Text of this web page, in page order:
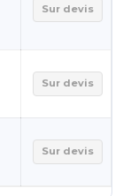
Sur devis
Sur devis
Sur devis